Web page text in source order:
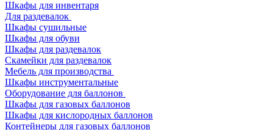
Шкафы для инвентаря
Для раздевалок
Шкафы сушильные
Шкафы для обуви
Шкафы для раздевалок
Скамейки для раздевалок
Мебель для производства
Шкафы инструментальные
Оборудование для баллонов
Шкафы для газовых баллонов
Шкафы для кислородных баллонов
Контейнеры для газовых баллонов